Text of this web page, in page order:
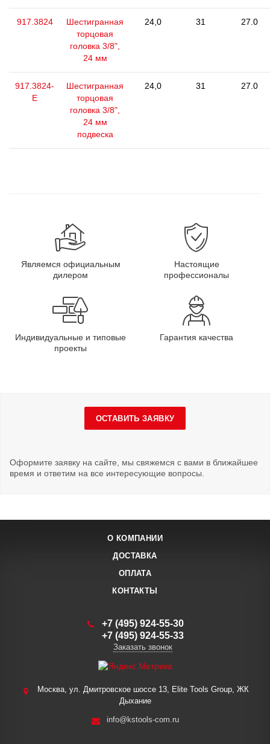
917.3824
Шестигранная
торцовая
головка 3/8",
24 мм
24,0 31 27.0
917.3824-
E
Шестигранная
торцовая
головка 3/8",
24 мм
подвеска
24,0 31 27.0
Являемся официальным
дилером
Настоящие
профессионалы
Индивидуальные и типовые
проекты
Гарантия качества
ОСТАВИТЬ ЗАЯВКУ
Оформите заявку на сайте, мы свяжемся с вами в ближайшее
время и ответим на все интересующие вопросы.
О КОМПАНИИ
ДОСТАВКА
ОПЛАТА
КОНТАКТЫ
+7 (495) 924-55-30
+7 (495) 924-55-33
Заказать звонок
Москва, ул. Дмитровское шоссе 13, Elite Tools Group, ЖК
Дыхание
info@kstools-com.ru